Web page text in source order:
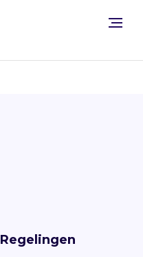
Regelingen